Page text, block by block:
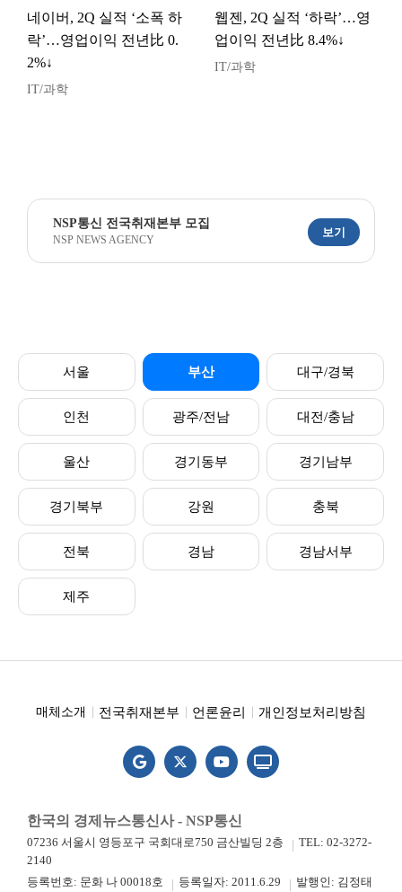
네이버, 2Q 실적 ‘소폭 하
락’…영업이익 전년比 0.
2%↓
IT/과학
웹젠, 2Q 실적 ‘하락’…영
업이익 전년比 8.4%↓
IT/과학
NSP통신 전국취재본부 모집
NSP NEWS AGENCY
보기
서울 부산 대구/경북
인천 광주/전남 대전/충남
울산 경기동부 경기남부
경기북부 강원 충북
전북 경남 경남서부
제주
매체소개 전국취재본부 언론윤리 개인정보처리방침
한국의 경제뉴스통신사 - NSP통신
07236 서울시 영등포구 국회대로750 금산빌딩 2층
TEL: 02-3272-
2140
등록번호: 문화 나 00018호
등록일자: 2011.6.29 발행인: 김정태